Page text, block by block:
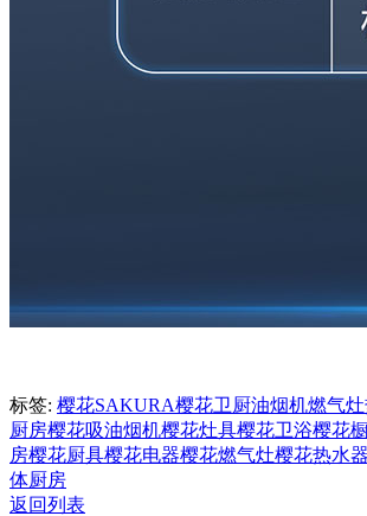
标签: 樱花SAKURA樱花卫厨油烟机燃气灶
厨房樱花吸油烟机樱花灶具樱花卫浴樱花
房樱花厨具樱花电器樱花燃气灶樱花热水器
体厨房
返回列表